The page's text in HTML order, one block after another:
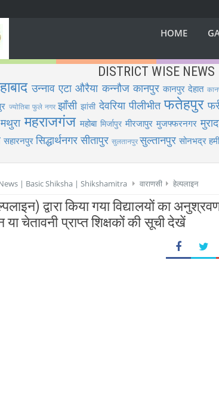
HOME
DISTRICT WISE NEWS
उन्नाव एटा औरैया कन्नौज कानपुर कानपुर देहात
ज्योतिबा फुले नगर झाँसी झांसी देवरिया पीलीभीत फतेहपुर
मथुरा महराजगंज महोबा मिर्जापुर मीरजापुर मुजफ्फरनगर
सहारनपुर सिद्धार्थनगर सीतापुर सुलतानपुरसुल्तानपुर सोनभद्र
| Basic Shiksha | Shikshamitra वाराणसी हेल्पलाइन
द्वारा किया गया विद्यालयों का
या चेतावनी प्राप्त शिक्षकों की सूची देखें